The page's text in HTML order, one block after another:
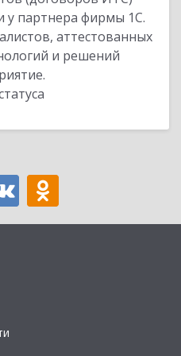
у партнера фирмы 1С.
аттестованных
и решений